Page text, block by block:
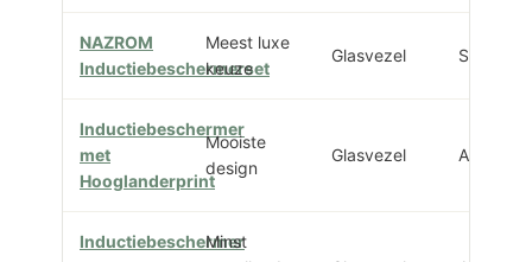
NAZROM
Inductiebeschermerset
Meest luxe
keuze
Glasvezel Set
Inductiebeschermer
met
Hooglanderprint
Mooiste
design
Glasvezel
Inductiebeschermer
Minst